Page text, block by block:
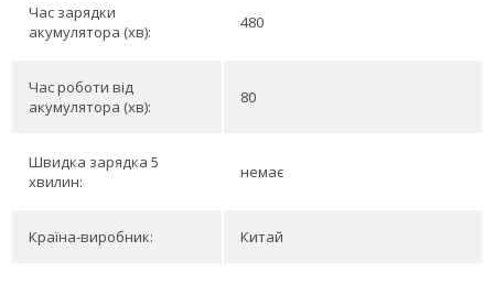
Час зарядки
акумулятора (хв):
480
Час роботи від
акумулятора (хв):
80
Швидка зарядка 5
хвилин:
немає
Країна-виробник: Китай